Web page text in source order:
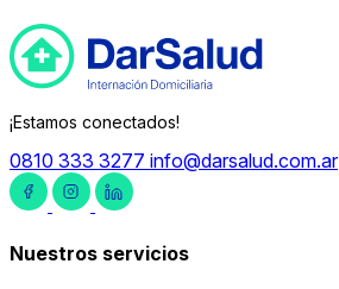
¡Estamos conectados!
0810 333 3277 info@darsalud.com.ar
Nuestros servicios